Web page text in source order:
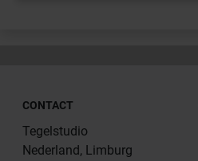
CONTACT
Tegelstudio
Nederland, Limburg